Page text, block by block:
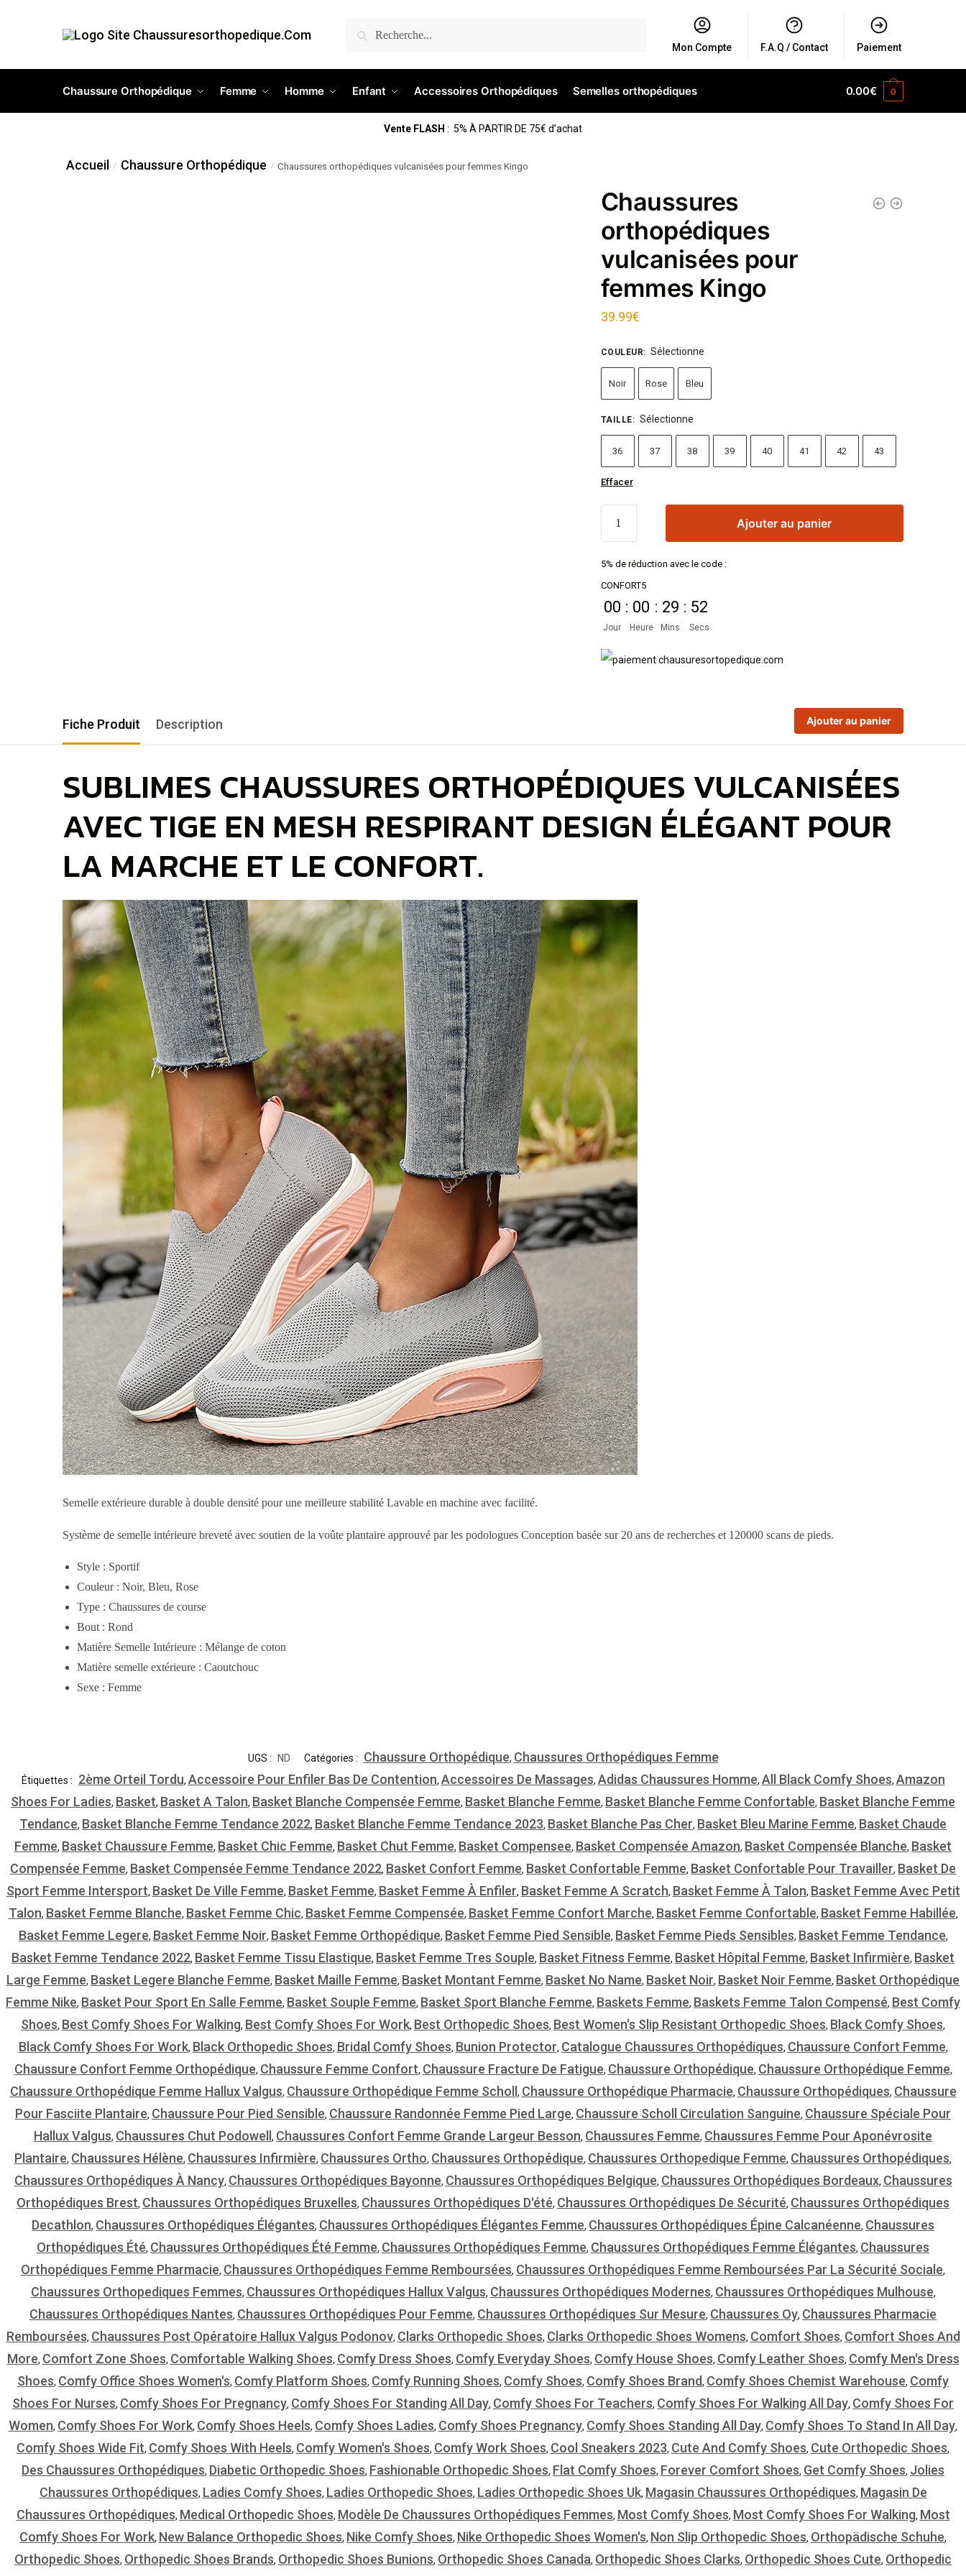
Recherche Mon Compte F.A.Q / Contact Paiement
Chaussure Orthopédique Femme Homme Enfant Accessoires Orthopédiques Semelles orthopédiques 0.00€ 0
Vente FLASH : 5% À PARTIR DE 75€ d’achat
Accueil / Chaussure Orthopédique / Chaussures orthopédiques vulcanisées pour femmes Kingo
Chaussures
orthopédiques
vulcanisées pour
femmes Kingo
39.99€
COULEUR: Sélectionne
Noir Rose Bleu
TAILLE: Sélectionne
36 37 38 39 40 41 42 43
Effacer
Ajouter au panier
5% de réduction avec le code :
CONFORT5
00
Jour
: 00
Heure
: 29
Mins
: 51
Secs
Fiche Produit Description Ajouter au panier
SUBLIMES CHAUSSURES ORTHOPÉDIQUES VULCANISÉES
AVEC TIGE EN MESH RESPIRANT DESIGN ÉLÉGANT POUR
LA MARCHE ET LE CONFORT.
Semelle extérieure durable à double densité pour une meilleure stabilité Lavable en machine avec facilité.
Système de semelle intérieure breveté avec soutien de la voûte plantaire approuvé par les podologues Conception basée sur 20 ans de recherches et 120000 scans de pieds.
Style : Sportif
Couleur : Noir, Bleu, Rose
Type : Chaussures de course
Bout : Rond
Matière Semelle Intérieure : Mélange de coton
Matière semelle extérieure : Caoutchouc
Sexe : Femme
UGS : ND Catégories : Chaussure Orthopédique, Chaussures Orthopédiques Femme
Étiquettes : 2ème Orteil Tordu, Accessoire Pour Enfiler Bas De Contention, Accessoires De Massages, Adidas Chaussures Homme, All Black Comfy Shoes, Amazon
Shoes For Ladies, Basket, Basket A Talon, Basket Blanche Compensée Femme, Basket Blanche Femme, Basket Blanche Femme Confortable, Basket Blanche Femme
Tendance, Basket Blanche Femme Tendance 2022, Basket Blanche Femme Tendance 2023, Basket Blanche Pas Cher, Basket Bleu Marine Femme, Basket Chaude
Femme, Basket Chaussure Femme, Basket Chic Femme, Basket Chut Femme, Basket Compensee, Basket Compensée Amazon, Basket Compensée Blanche, Basket
Compensée Femme, Basket Compensée Femme Tendance 2022, Basket Confort Femme, Basket Confortable Femme, Basket Confortable Pour Travailler, Basket De
Sport Femme Intersport, Basket De Ville Femme, Basket Femme, Basket Femme À Enfiler, Basket Femme A Scratch, Basket Femme À Talon, Basket Femme Avec Petit
Talon, Basket Femme Blanche, Basket Femme Chic, Basket Femme Compensée, Basket Femme Confort Marche, Basket Femme Confortable, Basket Femme Habillée,
Basket Femme Legere, Basket Femme Noir, Basket Femme Orthopédique, Basket Femme Pied Sensible, Basket Femme Pieds Sensibles, Basket Femme Tendance,
Basket Femme Tendance 2022, Basket Femme Tissu Elastique, Basket Femme Tres Souple, Basket Fitness Femme, Basket Hôpital Femme, Basket Infirmière, Basket
Large Femme, Basket Legere Blanche Femme, Basket Maille Femme, Basket Montant Femme, Basket No Name, Basket Noir, Basket Noir Femme, Basket Orthopédique
Femme Nike, Basket Pour Sport En Salle Femme, Basket Souple Femme, Basket Sport Blanche Femme, Baskets Femme, Baskets Femme Talon Compensé, Best Comfy
Shoes, Best Comfy Shoes For Walking, Best Comfy Shoes For Work, Best Orthopedic Shoes, Best Women's Slip Resistant Orthopedic Shoes, Black Comfy Shoes,
Black Comfy Shoes For Work, Black Orthopedic Shoes, Bridal Comfy Shoes, Bunion Protector, Catalogue Chaussures Orthopédiques, Chaussure Confort Femme,
Chaussure Confort Femme Orthopédique, Chaussure Femme Confort, Chaussure Fracture De Fatigue, Chaussure Orthopédique, Chaussure Orthopédique Femme,
Chaussure Orthopédique Femme Hallux Valgus, Chaussure Orthopédique Femme Scholl, Chaussure Orthopédique Pharmacie, Chaussure Orthopédiques, Chaussure
Pour Fasciite Plantaire, Chaussure Pour Pied Sensible, Chaussure Randonnée Femme Pied Large, Chaussure Scholl Circulation Sanguine, Chaussure Spéciale Pour
Hallux Valgus, Chaussures Chut Podowell, Chaussures Confort Femme Grande Largeur Besson, Chaussures Femme, Chaussures Femme Pour Aponévrosite
Plantaire, Chaussures Hélène, Chaussures Infirmière, Chaussures Ortho, Chaussures Orthopédique, Chaussures Orthopedique Femme, Chaussures Orthopédiques,
Chaussures Orthopédiques À Nancy, Chaussures Orthopédiques Bayonne, Chaussures Orthopédiques Belgique, Chaussures Orthopédiques Bordeaux, Chaussures
Orthopédiques Brest, Chaussures Orthopédiques Bruxelles, Chaussures Orthopédiques D'été, Chaussures Orthopédiques De Sécurité, Chaussures Orthopédiques
Decathlon, Chaussures Orthopédiques Élégantes, Chaussures Orthopédiques Élégantes Femme, Chaussures Orthopédiques Épine Calcanéenne, Chaussures
Orthopédiques Été, Chaussures Orthopédiques Été Femme, Chaussures Orthopédiques Femme, Chaussures Orthopédiques Femme Élégantes, Chaussures
Orthopédiques Femme Pharmacie, Chaussures Orthopédiques Femme Remboursées, Chaussures Orthopédiques Femme Remboursées Par La Sécurité Sociale,
Chaussures Orthopediques Femmes, Chaussures Orthopédiques Hallux Valgus, Chaussures Orthopédiques Modernes, Chaussures Orthopédiques Mulhouse,
Chaussures Orthopédiques Nantes, Chaussures Orthopédiques Pour Femme, Chaussures Orthopédiques Sur Mesure, Chaussures Oy, Chaussures Pharmacie
Remboursées, Chaussures Post Opératoire Hallux Valgus Podonov, Clarks Orthopedic Shoes, Clarks Orthopedic Shoes Womens, Comfort Shoes, Comfort Shoes And
More, Comfort Zone Shoes, Comfortable Walking Shoes, Comfy Dress Shoes, Comfy Everyday Shoes, Comfy House Shoes, Comfy Leather Shoes, Comfy Men's Dress
Shoes, Comfy Office Shoes Women's, Comfy Platform Shoes, Comfy Running Shoes, Comfy Shoes, Comfy Shoes Brand, Comfy Shoes Chemist Warehouse, Comfy
Shoes For Nurses, Comfy Shoes For Pregnancy, Comfy Shoes For Standing All Day, Comfy Shoes For Teachers, Comfy Shoes For Walking All Day, Comfy Shoes For
Women, Comfy Shoes For Work, Comfy Shoes Heels, Comfy Shoes Ladies, Comfy Shoes Pregnancy, Comfy Shoes Standing All Day, Comfy Shoes To Stand In All Day,
Comfy Shoes Wide Fit, Comfy Shoes With Heels, Comfy Women's Shoes, Comfy Work Shoes, Cool Sneakers 2023, Cute And Comfy Shoes, Cute Orthopedic Shoes,
Des Chaussures Orthopédiques, Diabetic Orthopedic Shoes, Fashionable Orthopedic Shoes, Flat Comfy Shoes, Forever Comfort Shoes, Get Comfy Shoes, Jolies
Chaussures Orthopédiques, Ladies Comfy Shoes, Ladies Orthopedic Shoes, Ladies Orthopedic Shoes Uk, Magasin Chaussures Orthopédiques, Magasin De
Chaussures Orthopédiques, Medical Orthopedic Shoes, Modèle De Chaussures Orthopédiques Femmes, Most Comfy Shoes, Most Comfy Shoes For Walking, Most
Comfy Shoes For Work, New Balance Orthopedic Shoes, Nike Comfy Shoes, Nike Orthopedic Shoes Women's, Non Slip Orthopedic Shoes, Orthopädische Schuhe,
Orthopedic Shoes, Orthopedic Shoes Brands, Orthopedic Shoes Bunions, Orthopedic Shoes Canada, Orthopedic Shoes Clarks, Orthopedic Shoes Cute, Orthopedic